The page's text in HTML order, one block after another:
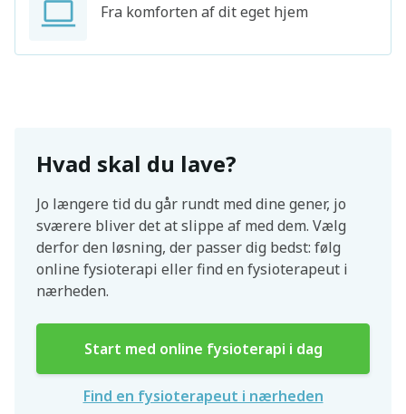
Fra komforten af dit eget hjem
Hvad skal du lave?
Jo længere tid du går rundt med dine gener, jo
sværere bliver det at slippe af med dem. Vælg
derfor den løsning, der passer dig bedst: følg
online fysioterapi eller find en fysioterapeut i
nærheden.
Start med online fysioterapi i dag
Find en fysioterapeut i nærheden